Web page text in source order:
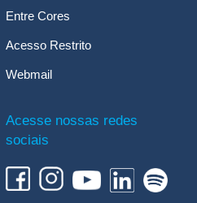
Entre Cores
Acesso Restrito
Webmail
Acesse nossas redes
sociais